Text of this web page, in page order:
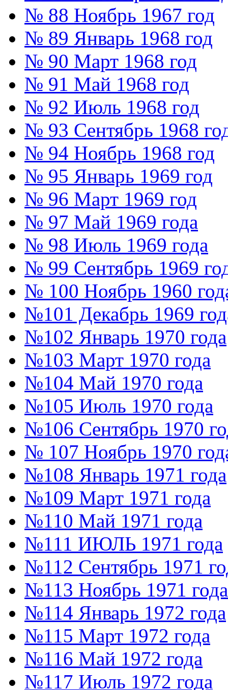
№ 88 Ноябрь 1967 год
№ 89 Январь 1968 год
№ 90 Март 1968 год
№ 91 Май 1968 год
№ 92 Июль 1968 год
№ 93 Сентябрь 1968
№ 94 Ноябрь 1968 год
№ 95 Январь 1969 год
№ 96 Март 1969 год
№ 97 Май 1969 года
№ 98 Июль 1969 года
№ 99 Сентябрь 1969
№ 100 Ноябрь 1960
№101 Декабрь 1969
№102 Январь 1970 года
№103 Март 1970 года
№104 Май 1970 года
№105 Июль 1970 года
№106 Сентябрь 1970
№ 107 Ноябрь 1970
№108 Январь 1971 года
№109 Март 1971 года
№110 Май 1971 года
№111 ИЮЛЬ 1971 года
№112 Сентябрь 1971
№113 Ноябрь 1971 года
№114 Январь 1972 года
№115 Март 1972 года
№116 Май 1972 года
№117 Июль 1972 года